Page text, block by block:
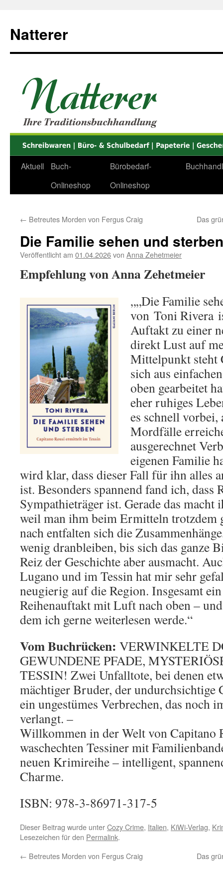
springen
Natterer
Aktuell
Buch-
Onlineshop
Bürobedarf-
Onlineshop
← Betreutes Morden von Fergus Craig Das
Die Familie sehen und
Veröffentlicht am 01.04.2026von Anna Zehetmeier
Empfehlung von Anna Zehetmeier
„„Die Familie
von Toni Rivera
Auftakt zu einer
direkt Lust auf
Mittelpunkt steht
sich aus
oben gearbeitet
eher ruhiges
es schnell
Mordfälle
ausgerechnet
eigenen Familie
wird klar, dass dieser Fall für ihn alles
ist. Besonders spannend fand ich, dass
Sympathieträger ist. Gerade das macht
weil man ihm beim Ermitteln trotzdem
nach entfalten sich die
wenig dranbleiben, bis sich das ganze
Reiz der Geschichte aber ausmacht.
Lugano und im Tessin hat mir sehr
neugierig auf die Region. Insgesamt
Reihenauftakt mit Luft nach oben –
dem ich gerne weiterlesen werde.“
Vom Buchrücken: VERWINKELTE
GEWUNDENE PFADE,
TESSIN! Zwei Unfalltote, bei denen
mächtiger Bruder, der undurchsichtige
ein ungestümes Verbrechen, das noch
verlangt. –
Willkommen in der Welt von Capitano
waschechten Tessiner mit
neuen Krimireihe – intelligent,
Charme.
ISBN: 978-3-86971-317-5
Dieser Beitrag wurde unterCozy Crime, Italien, KiWi-Verlag,
Lesezeichen für den Permalink.
← Betreutes Morden von Fergus Craig Das